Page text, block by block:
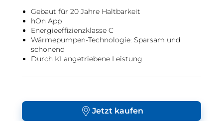
Gebaut für 20 Jahre Haltbarkeit
hOn App
Energieeffizienzklasse C
Wärmepumpen-Technologie: Sparsam und
schonend
Durch KI angetriebene Leistung
Jetzt kaufen